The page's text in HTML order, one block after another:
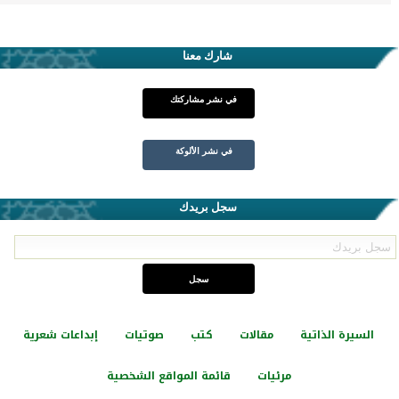
شارك معنا
في نشر مشاركتك
في نشر الألوكة
سجل بريدك
السيرة الذاتية مقالات كتب صوتيات إبداعات شعرية
مرئيات قائمة المواقع الشخصية